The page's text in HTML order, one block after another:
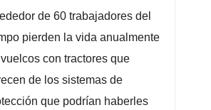
de 60 trabajadores del
pierden la vida anualmente
con tractores que
de los sistemas de
que podrían haberles